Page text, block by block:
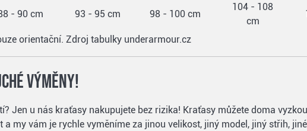
- 90 cm 93 - 95 cm 98 - 100 cm
104 - 108
cm
orientační. Zdroj tabulky underarmour.cz
výměny!
Jen u nás kraťasy nakupujete bez rizika! Kraťasy můžete doma
a my vám je rychle vyměníme za jinou velikost, jiný model, jiný střih,